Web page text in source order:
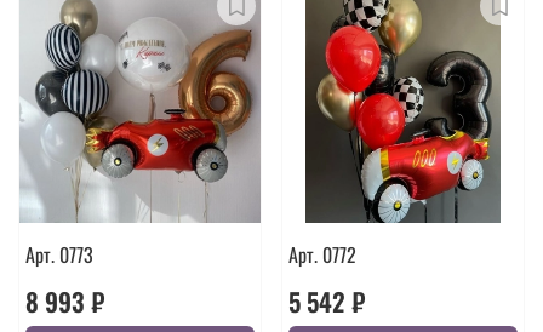
Арт. 0773
8 993 ₽
Арт. 0772
5 542 ₽